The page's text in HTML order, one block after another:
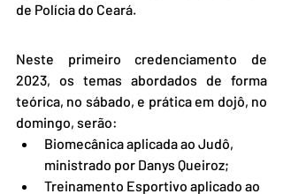
de Polícia do Ceará.
Neste primeiro credenciamento de
2023, os temas abordados de forma
teórica, no sábado, e prática em dojô, no
domingo, serão:
Biomecânica aplicada ao Judô,
ministrado por Danys Queiroz;
Treinamento Esportivo aplicado ao